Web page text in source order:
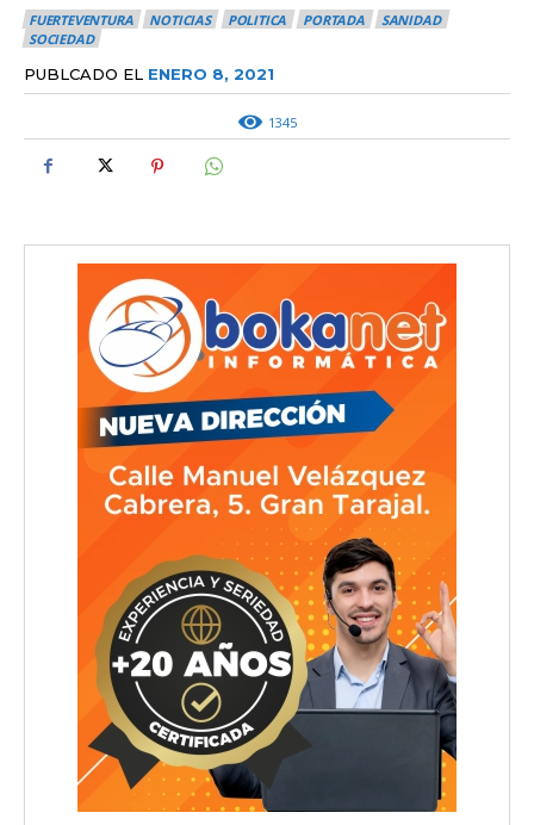
FUERTEVENTURA NOTICIAS POLITICA PORTADA
SANIDAD
SOCIEDAD
PUBLCADO EL ENERO 8, 2021
1345